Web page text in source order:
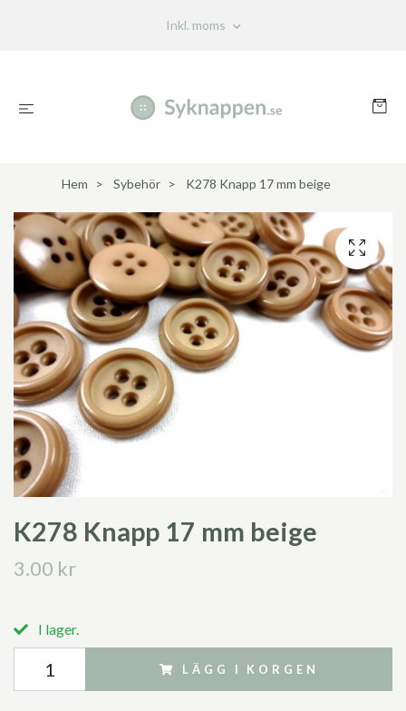
Inkl. moms
Hem Sybehör K278 Knapp 17 mm beige
K278 Knapp 17 mm beige
3.00 kr
I lager.
LÄGG I KORGEN